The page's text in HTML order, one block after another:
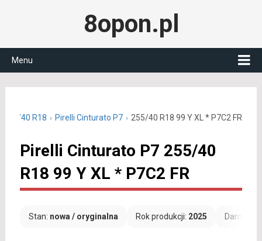
8opon.pl
Menu
255/40 R18 Pirelli Cinturato P7 255/40 R18 99 Y XL * P7C2 FR
Pirelli Cinturato P7 255/40
R18 99 Y XL * P7C2 FR
Stan: nowa / oryginalna Rok produkcji: 2025